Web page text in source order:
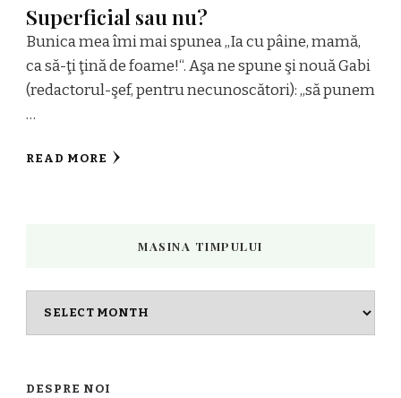
Superficial sau nu?
Bunica mea îmi mai spunea ,,Ia cu pâine, mamă,
ca să-ţi ţină de foame!“. Aşa ne spune şi nouă Gabi
(redactorul-şef, pentru necunoscători): ,,să punem
…
READ MORE
MASINA TIMPULUI
DESPRE NOI